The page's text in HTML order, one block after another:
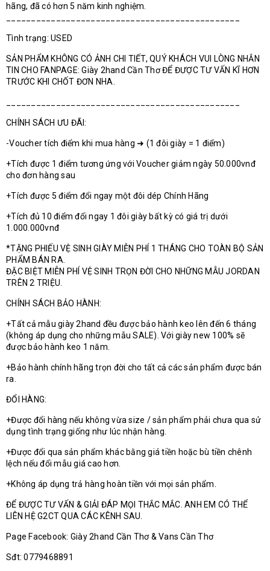
hãng, đã có hơn 5 năm kinh nghiệm.
Tình trạng: USED
SẢN PHẨM KHÔNG CÓ ẢNH CHI TIẾT, QUÝ KHÁCH VUI LÒNG NHẮN
TIN CHO FANPAGE: Giày 2hand Cần Thơ ĐỂ ĐƯỢC TƯ VẤN KĨ HƠN
TRƯỚC KHI CHỐT ĐƠN NHA.
CHÍNH SÁCH ƯU ĐÃI:
-Voucher tích điểm khi mua hàng ➜ (1 đôi giày = 1 điểm)
+Tích được 1 điểm tương ứng với Voucher giảm ngày 50.000vnđ
cho đơn hàng sau
+Tích được 5 điểm đổi ngay một đôi dép Chính Hãng
+Tích đủ 10 điểm đổi ngay 1 đôi giày bất kỳ có giá trị dưới
1.000.000vnđ
*TẶNG PHIẾU VỆ SINH GIÀY MIỄN PHÍ 1 THÁNG CHO TOÀN BỘ SẢN
PHẨM BÁN RA.
ĐẶC BIỆT MIỄN PHÍ VỆ SINH TRỌN ĐỜI CHO NHỮNG MẪU JORDAN
TRÊN 2 TRIỆU.
CHÍNH SÁCH BẢO HÀNH:
+Tất cả mẫu giày 2hand đều được bảo hành keo lên đến 6 tháng
(không áp dụng cho những mẫu SALE). Với giày new 100% sẽ
được bảo hành keo 1 năm.
+Bảo hành chính hãng trọn đời cho tất cả các sản phẩm được bán
ra.
ĐỔI HÀNG:
+Được đổi hàng nếu không vừa size / sản phẩm phải chưa qua sử
dụng tình trạng giống như lúc nhận hàng.
+Được đổi qua sản phẩm khác bằng giá tiền hoặc bù tiền chênh
lệch nếu đổi mẫu giá cao hơn.
+Không áp dụng trả hàng hoàn tiền với mọi sản phẩm.
ĐỂ ĐƯỢC TƯ VẤN & GIẢI ĐÁP MỌI THẮC MẮC. ANH EM CÓ THỂ
LIÊN HỆ G2CT QUA CÁC KÊNH SAU.
Page Facebook: Giày 2hand Cần Thơ & Vans Cần Thơ
Sđt: 0779468891